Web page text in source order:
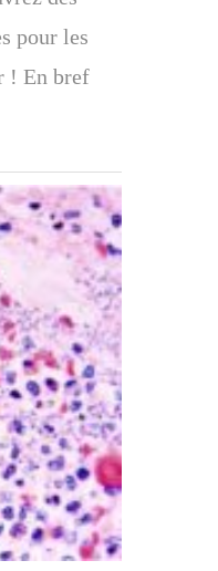
pour les
! En bref